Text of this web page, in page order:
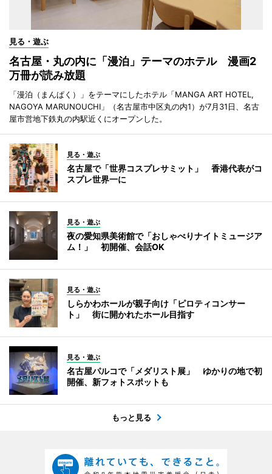
見る・遊ぶ
名古屋・丸の内に「漫泊」テーマのホテル 漫画2
万冊が読み放題
「漫泊（まんぱく）」をテーマにしたホテル「MANGA ART HOTEL,
NAGOYA MARUNOUCHI」（名古屋市中区丸の内1）が7月31日、名古
屋市営地下鉄丸の内駅近くにオープンした。
見る・遊ぶ
名古屋で「世界コスプレサミット」 香港代表がコ
スプレ世界一に
見る・遊ぶ
夜の愛知県美術館で「おしゃべりナイトミュージア
ム！」 初開催、会話OK
見る・遊ぶ
しらかわホールが親子向け「ピロティコンサー
ト」 街に開かれたホール目指す
見る・遊ぶ
名古屋パルコで「メダリスト展」 ゆかりの地で初
開催、新フォトスポットも
もっと見る